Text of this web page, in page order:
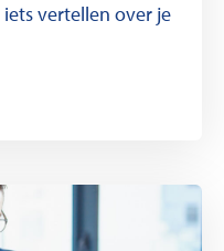
vertellen over je